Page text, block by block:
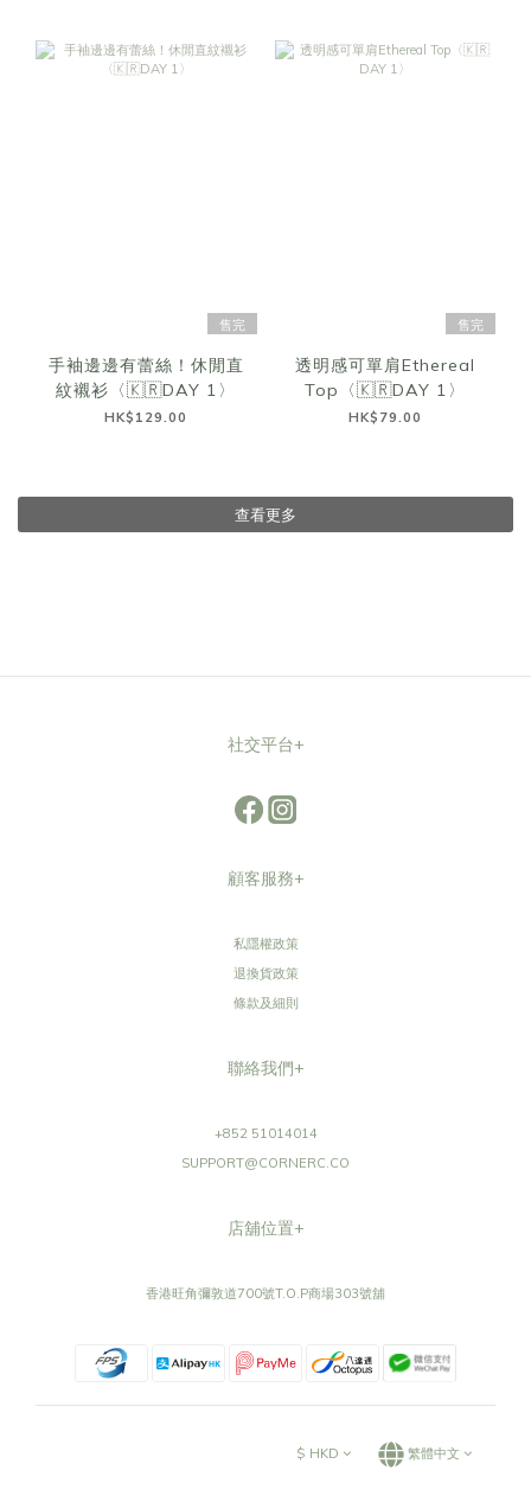
售完
手袖邊邊有蕾絲！休閒直
紋襯衫〈🇰🇷DAY 1〉
HK$129.00
售完
透明感可單肩Ethereal
Top〈🇰🇷DAY 1〉
HK$79.00
查看更多
社交平台+
顧客服務+
私隱權政策
退換貨政策
條款及細則
聯絡我們+
+852 51014014
SUPPORT@CORNERC.CO
店舖位置+
香港旺角彌敦道700號T.O.P商場303號舖
$ HKD 繁體中文